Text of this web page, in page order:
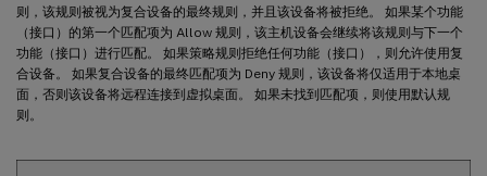
则，该规则被视为复合设备的最终规则，并且该设备将被拒绝。 如果某个功能
（接口）的第一个匹配项为 Allow 规则，该主机设备会继续将该规则与下一个
功能（接口）进行匹配。 如果策略规则拒绝任何功能（接口），则允许使用复
合设备。 如果复合设备的最终匹配项为 Deny 规则，该设备将仅适用于本地桌
面，否则该设备将远程连接到虚拟桌面。 如果未找到匹配项，则使用默认规
则。